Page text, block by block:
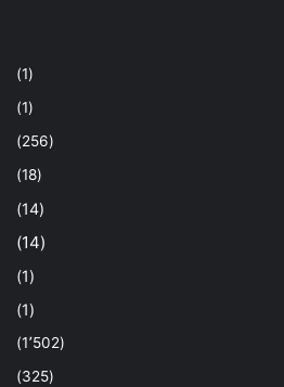
(1)
(1)
(256)
(18)
(14)
(14)
(1)
(1)
(1٬502)
(325)